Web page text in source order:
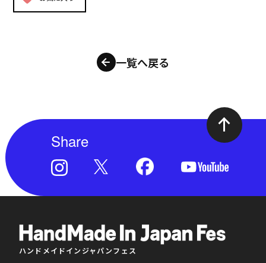
一覧へ戻る
Share
ハンドメイドインジャパンフェス